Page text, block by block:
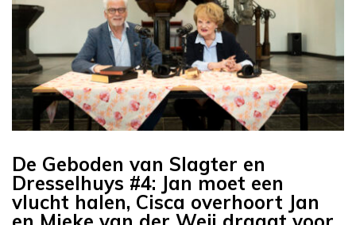
De Geboden van Slagter en
Dresselhuys #4: Jan moet een
vlucht halen, Cisca overhoort Jan